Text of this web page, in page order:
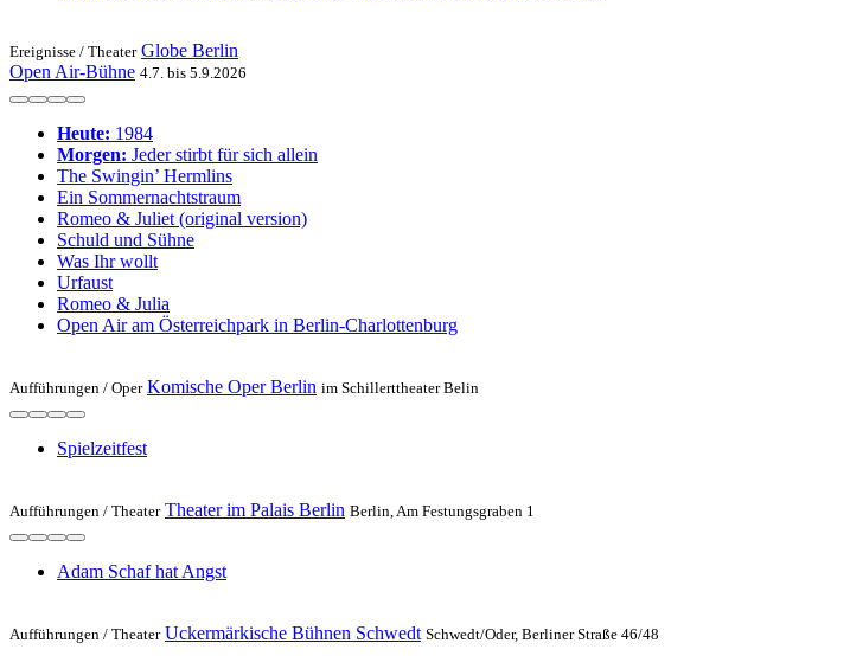
Ereignisse / Theater Globe Berlin
Open Air-Bühne 4.7. bis 5.9.2026
Heute: 1984
Morgen: Jeder stirbt für sich allein
The Swingin’ Hermlins
Ein Sommernachtstraum
Romeo & Juliet (original version)
Schuld und Sühne
Was Ihr wollt
Urfaust
Romeo & Julia
Open Air am Österreichpark in Berlin-Charlottenburg
Aufführungen / Oper Komische Oper Berlin im Schillerttheater Belin
Spielzeit­fest
Aufführungen / Theater Theater im Palais Berlin Berlin, Am Festungsgraben 1
Adam Schaf hat Angst
Aufführungen / Theater Uckermärkische Bühnen Schwedt Schwedt/Oder, Berliner Straße 46/48